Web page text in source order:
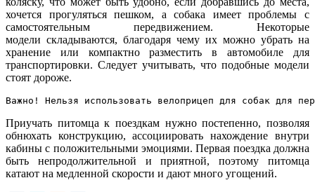
хочется прогуляться пешком, а собака имеет проблемы с
самостоятельным передвижением. Некоторые
модели складываются, благодаря чему их можно убрать на
хранение или компактно разместить в автомобиле для
транспортировки. Следует учитывать, что подобные модели
стоят дороже.
Важно! Нельзя использовать велоприцеп для собак для
Приучать питомца к поездкам нужно постепенно, позволяя
обнюхать конструкцию, ассоциировать нахождение внутри
кабины с положительными эмоциями. Первая поездка должна
быть непродолжительной и приятной, поэтому питомца
катают на медленной скорости и дают много угощений.